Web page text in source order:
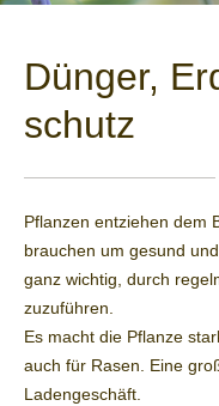
Dünger,
schutz
Pflanzen entziehen dem
brauchen um gesund
ganz wichtig, durch
zuzuführen.
Es macht die Pflanze
auch für Rasen. Eine
Ladengeschäft.